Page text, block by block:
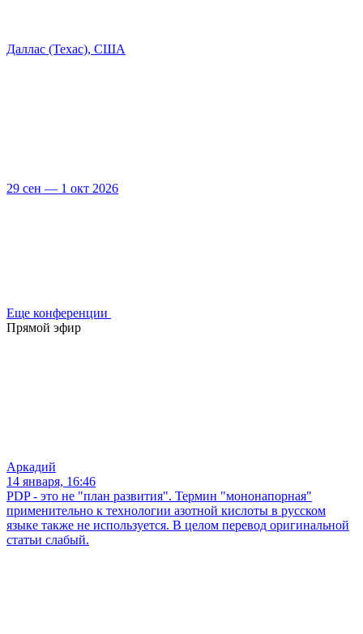
Даллас (Техас), США
29 сен — 1 окт 2026
Еще конференции
Прямой эфир
Аркадий
14 января, 16:46
PDP - это не "план развития". Термин "мононапорная"
применительно к технологии азотной кислоты в русском
языке также не используется. В целом перевод оригинальной
статьи слабый.